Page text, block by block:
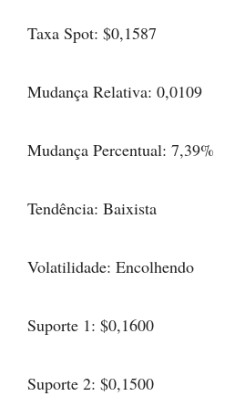
Taxa Spot: $0,1587
Mudança Relativa: 0,0109
Mudança Percentual: 7,39%
Tendência: Baixista
Volatilidade: Encolhendo
Suporte 1: $0,1600
Suporte 2: $0,1500